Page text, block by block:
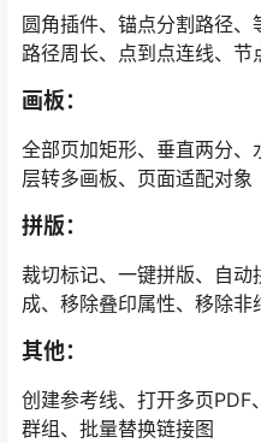
圆角插件、锚点分割路径
路径周长、点到点连线、节
画板：
全部页加矩形、垂直两分、
层转多画板、页面适配对象
拼版：
裁切标记、一键拼版、自
成、移除叠印属性、移除
其他：
创建参考线、打开多页PDF
群组、批量替换链接图